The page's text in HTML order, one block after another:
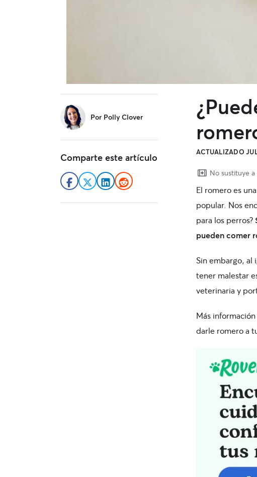
ACTUALIZADO
No sustituye
El romero es
popular. Nos
para los perros?
pueden comer
Sin embargo, al
tener malestar
veterinaria y
Más
darle romero a
sidebar
Por Polly Clover
Comparte este artículo